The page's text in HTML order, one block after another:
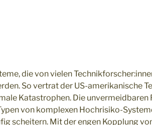
die von vielen
So vertrat der US-amerikanische
Katastrophen. Die unvermeidbaren
von komplexen Hochrisiko-
scheitern. Mit der engen Kopplung